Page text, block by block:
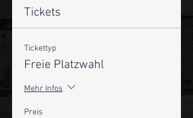
Tickets
Tickettyp
Freie Platzwahl
Mehr Infos
Preis